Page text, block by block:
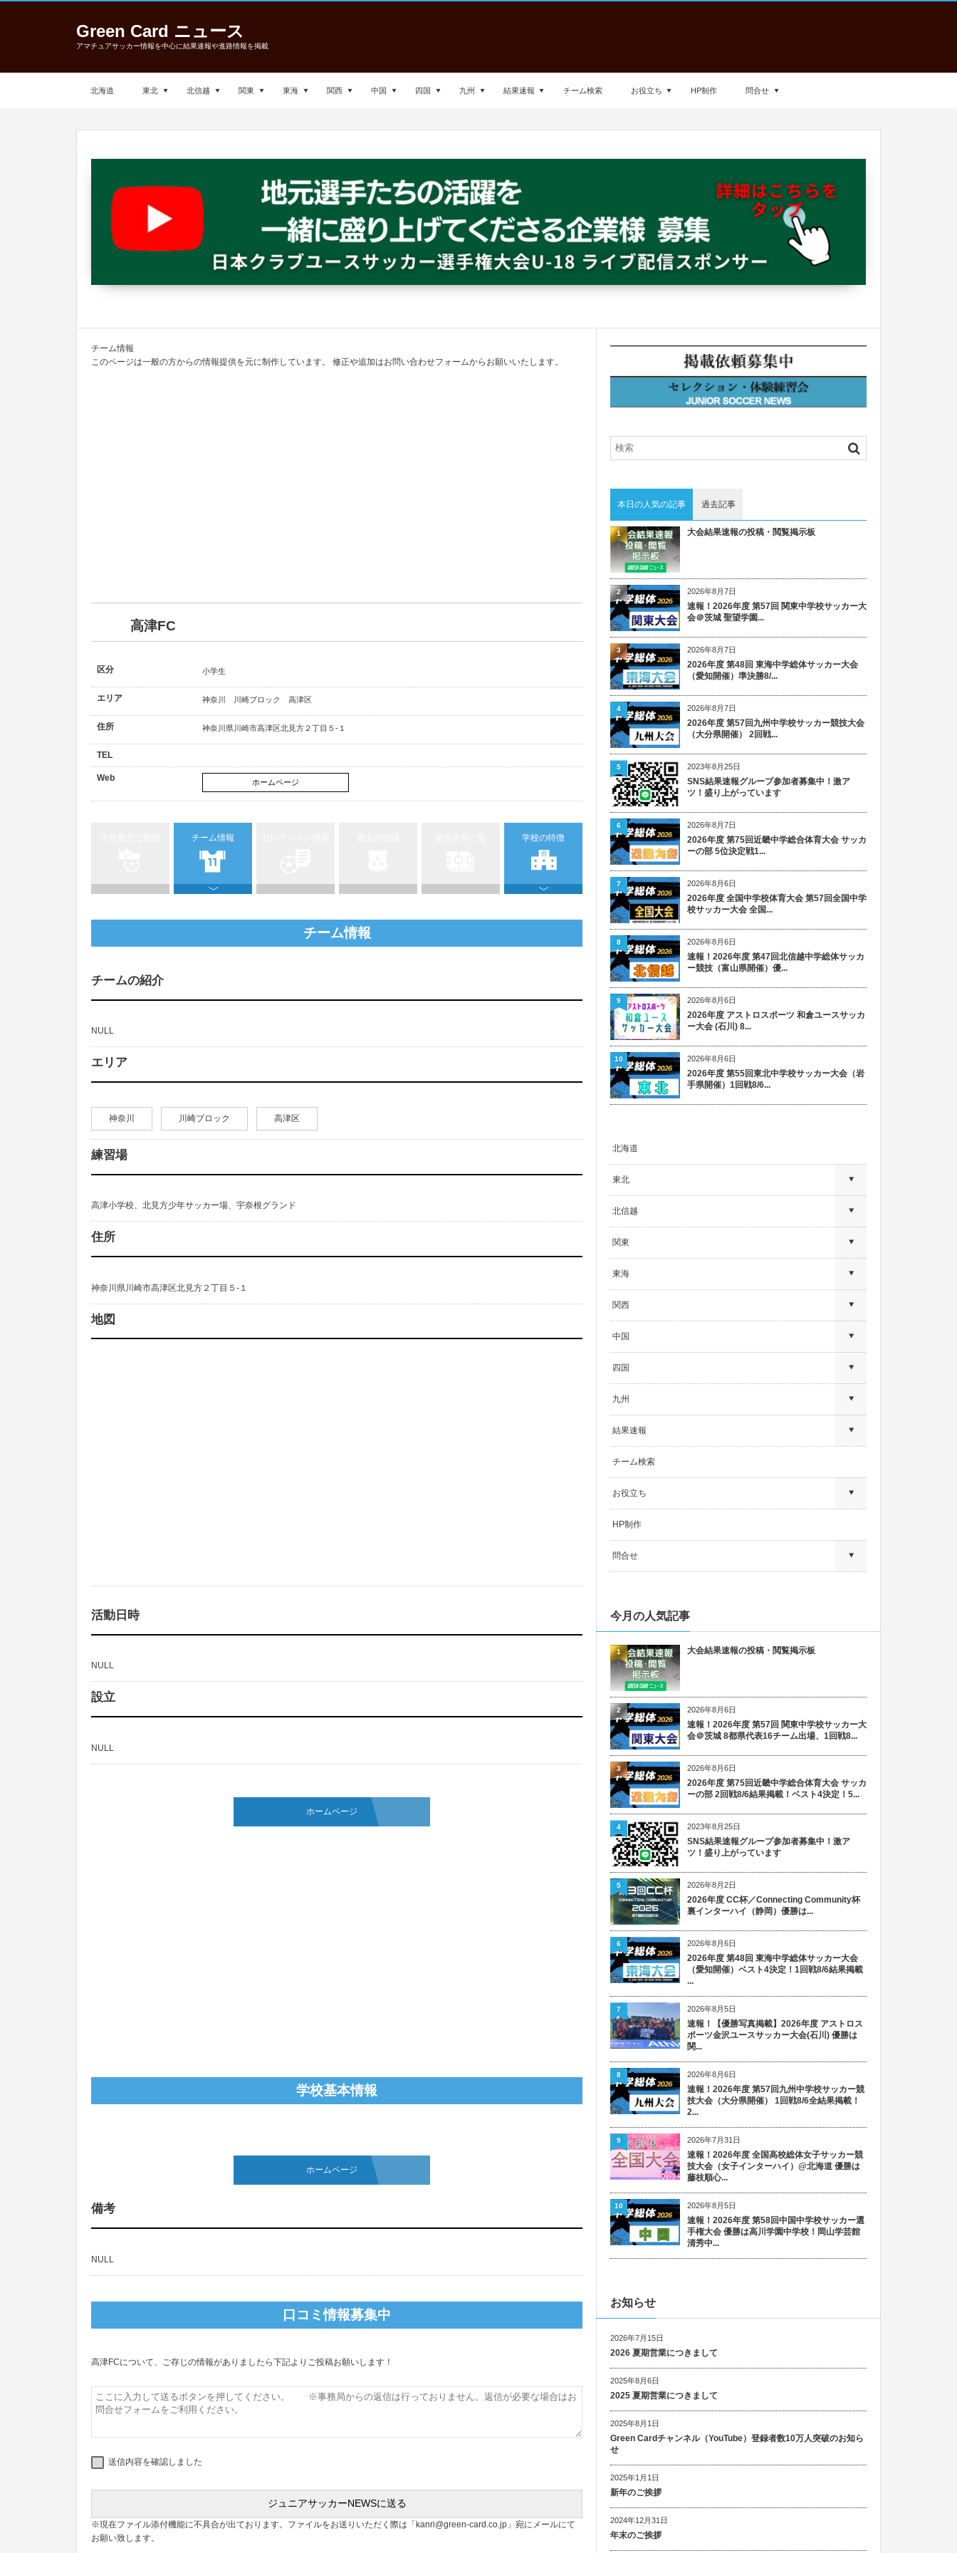
Green Card ニュース
アマチュアサッカー情報を中心に結果速報や進路情報を掲載
北海道 東北 北信越 関東 東海 関西 中国 四国 九州 結果速報 チーム検索 お役立ち HP制作 問合せ
チーム情報
このページは一般の方からの情報提供を元に制作しています。 修正や追加はお問い合わせフォームからお願いいたします。
高津FC
区分 小学生
エリア 神奈川 川崎ブロック 高津区
住所 神奈川県川崎市高津区北見方２丁目５-１
TEL
Web ホームページ
チーム情報 学校の特徴
チーム情報
チームの紹介
NULL
エリア
神奈川 川崎ブロック 高津区
練習場
高津小学校、北見方少年サッカー場、宇奈根グランド
住所
神奈川県川崎市高津区北見方２丁目５-１
地図
活動日時
NULL
設立
NULL
ホームページ
学校基本情報
ホームページ
備考
NULL
口コミ情報募集中
高津FCについて、ご存じの情報がありましたら下記よりご投稿お願いします！
送信内容を確認しました
※現在ファイル添付機能に不具合が出ております。ファイルをお送りいただく際は「 kanri@green-card.co.jp 」宛にメールにて
お願い致します。
本日の人気の記事 過去記事
大会結果速報の投稿・閲覧掲示板
1
2026年8月7日
速報！2026年度 第57回 関東中学校サッカー大
会＠茨城 聖望学園...
2
2026年8月7日
2026年度 第48回 東海中学総体サッカー大会
（愛知開催）準決勝8/...
3
2026年8月7日
2026年度 第57回九州中学校サッカー競技大会
（大分県開催） 2回戦...
4
2023年8月25日
SNS結果速報グループ参加者募集中！激ア
ツ！盛り上がっています
5
2026年8月7日
2026年度 第75回近畿中学総合体育大会 サッカ
ーの部 5位決定戦1...
6
2026年8月6日
2026年度 全国中学校体育大会 第57回全国中学
校サッカー大会 全国...
7
2026年8月6日
速報！2026年度 第47回北信越中学総体サッカ
ー競技（富山県開催）優...
8
2026年8月6日
2026年度 アストロスポーツ 和倉ユースサッカ
ー大会 (石川) 8...
9
2026年8月6日
2026年度 第55回東北中学校サッカー大会（岩
手県開催）1回戦8/6...
10
北海道
東北
北信越
関東
東海
関西
中国
四国
九州
結果速報
チーム検索
お役立ち
HP制作
問合せ
今月の人気記事
大会結果速報の投稿・閲覧掲示板
1
2026年8月6日
速報！2026年度 第57回 関東中学校サッカー大
会＠茨城 8都県代表16チーム出場、1回戦8...
2
2026年8月6日
2026年度 第75回近畿中学総合体育大会 サッカ
ーの部 2回戦8/6結果掲載！ベスト4決定！5...
3
2023年8月25日
SNS結果速報グループ参加者募集中！激ア
ツ！盛り上がっています
4
2026年8月2日
2026年度 CC杯／Connecting Community杯
裏インターハイ（静岡）優勝は...
5
2026年8月6日
2026年度 第48回 東海中学総体サッカー大会
（愛知開催）ベスト4決定！1回戦8/6結果掲載
...
6
2026年8月5日
速報！【優勝写真掲載】2026年度 アストロス
ポーツ金沢ユースサッカー大会(石川) 優勝は
関...
7
2026年8月6日
速報！2026年度 第57回九州中学校サッカー競
技大会（大分県開催） 1回戦8/6全結果掲載！
2...
8
2026年7月31日
速報！2026年度 全国高校総体女子サッカー競
技大会（女子インターハイ）@北海道 優勝は
藤枝順心...
9
2026年8月5日
速報！2026年度 第58回中国中学校サッカー選
手権大会 優勝は高川学園中学校！岡山学芸館
清秀中...
10
お知らせ
2026年7月15日
2026 夏期営業につきまして
2025年8月6日
2025 夏期営業につきまして
2025年8月1日
Green Cardチャンネル（YouTube）登録者数10万人突破のお知ら
せ
2025年1月1日
新年のご挨拶
2024年12月31日
年末のご挨拶